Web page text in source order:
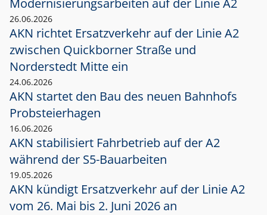
Modernisierungsarbeiten auf der Linie A2
26.06.2026
AKN richtet Ersatzverkehr auf der Linie A2
zwischen Quickborner Straße und
Norderstedt Mitte ein
24.06.2026
AKN startet den Bau des neuen Bahnhofs
Probsteierhagen
16.06.2026
AKN stabilisiert Fahrbetrieb auf der A2
während der S5-Bauarbeiten
19.05.2026
AKN kündigt Ersatzverkehr auf der Linie A2
vom 26. Mai bis 2. Juni 2026 an